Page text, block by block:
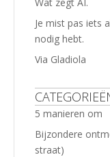
Je mist pas iets
nodig hebt.
Via Gladiola
5 manieren om
Bijzondere
straat)